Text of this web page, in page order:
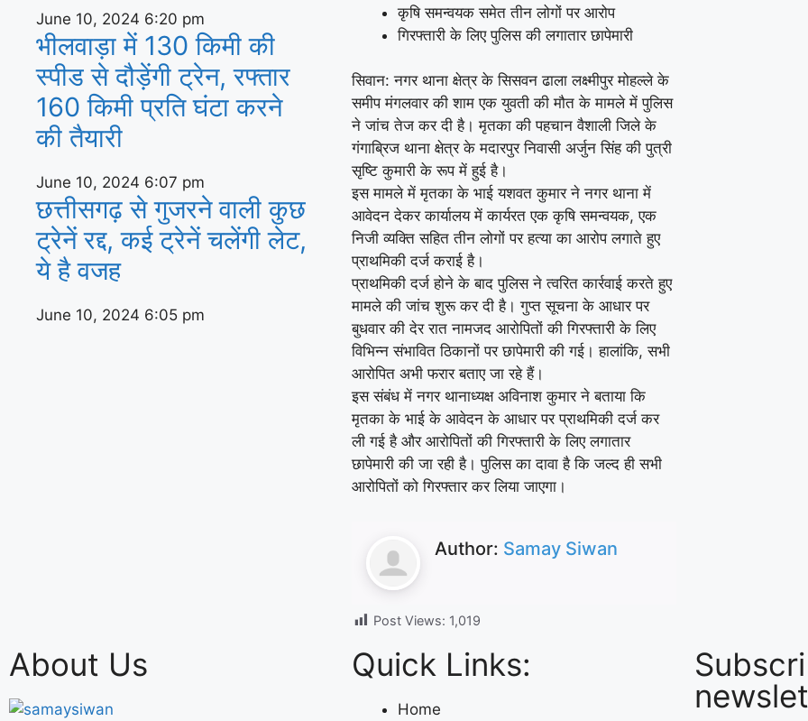
June 10, 2024 6:20 pm
भीलवाड़ा में 130 किमी की
स्पीड से दौड़ेंगी ट्रेन, रफ्तार
160 किमी प्रति घंटा करने
की तैयारी
June 10, 2024 6:07 pm
छत्तीसगढ़ से गुजरने वाली कुछ
ट्रेनें रद्द, कई ट्रेनें चलेंगी लेट,
ये है वजह
June 10, 2024 6:05 pm
कृषि समन्वयक समेत तीन लोगों पर आरोप
गिरफ्तारी के लिए पुलिस की लगातार छापेमारी
सिवान: नगर थाना क्षेत्र के सिसवन ढाला लक्ष्मीपुर मोहल्ले के
समीप मंगलवार की शाम एक युवती की मौत के मामले में पुलिस
ने जांच तेज कर दी है। मृतका की पहचान वैशाली जिले के
गंगाब्रिज थाना क्षेत्र के मदारपुर निवासी अर्जुन सिंह की पुत्री
सृष्टि कुमारी के रूप में हुई है।
इस मामले में मृतका के भाई यशवत कुमार ने नगर थाना में
आवेदन देकर कार्यालय में कार्यरत एक कृषि समन्वयक, एक
निजी व्यक्ति सहित तीन लोगों पर हत्या का आरोप लगाते हुए
प्राथमिकी दर्ज कराई है।
प्राथमिकी दर्ज होने के बाद पुलिस ने त्वरित कार्रवाई करते हुए
मामले की जांच शुरू कर दी है। गुप्त सूचना के आधार पर
बुधवार की देर रात नामजद आरोपितों की गिरफ्तारी के लिए
विभिन्न संभावित ठिकानों पर छापेमारी की गई। हालांकि, सभी
आरोपित अभी फरार बताए जा रहे हैं।
इस संबंध में नगर थानाध्यक्ष अविनाश कुमार ने बताया कि
मृतका के भाई के आवेदन के आधार पर प्राथमिकी दर्ज कर
ली गई है और आरोपितों की गिरफ्तारी के लिए लगातार
छापेमारी की जा रही है। पुलिस का दावा है कि जल्द ही सभी
आरोपितों को गिरफ्तार कर लिया जाएगा।
Author: Samay Siwan
Post Views: 1,019
About Us Quick Links:
Home